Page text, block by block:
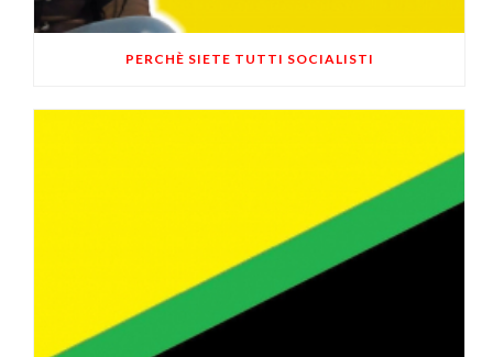
PERCHÈ SIETE TUTTI SOCIALISTI